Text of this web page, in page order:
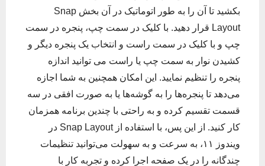
بکشید تا آن را به طور اتوماتیک در آن بخش Snap
Layout قرار دهید. با کلیک در سمت چپ، پنجره در سمت
چپ و با کلیک در سمت راست و انتخاب یک پنجره دیگر و
کشیدن نوار به سمت چپ یا راست می توانید اندازه
پنجره را تنظیم نمایید. این امکان همچنین به شما اجازه
می‌دهد تا پنجره‌ها را به گوشه‌ها یا به صورت افقی در سه
قسمت تقسیم کرده و به راحتی با چندین برنامه همزمان
کار کنید. از این پس، با استفاده از Snap Layout در
ویندوز ۱۱، به سرعت و به سهولت می‌توانید تنظیمات
چندگانه را در یک صفحه اجرا کرده و تجربه کار با